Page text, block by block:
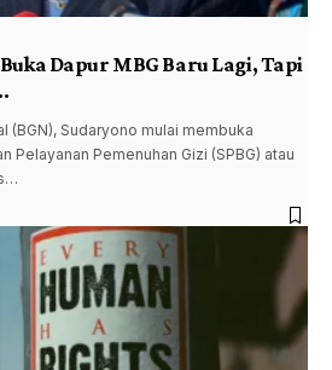
Dapur MBG Baru Lagi, Tapi
(BGN), Sudaryono mulai membuka
Pelayanan Pemenuhan Gizi (SPBG) atau